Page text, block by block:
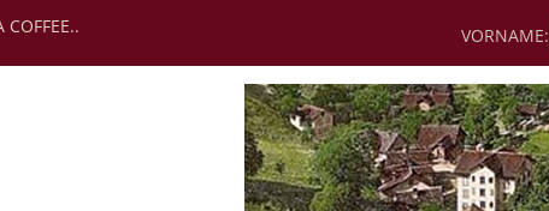
COFFEE.. VORNAME: